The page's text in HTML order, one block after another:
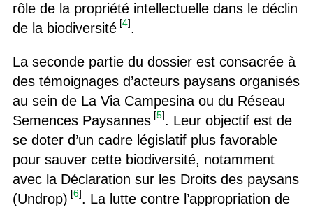
rôle de la propriété intellectuelle dans le déclin
de la biodiversité [4].
La seconde partie du dossier est consacrée à
des témoignages d’acteurs paysans organisés
au sein de La Via Campesina ou du Réseau
Semences Paysannes [5]. Leur objectif est de
se doter d’un cadre législatif plus favorable
pour sauver cette biodiversité, notamment
avec la Déclaration sur les Droits des paysans
(Undrop) [6]. La lutte contre l’appropriation de